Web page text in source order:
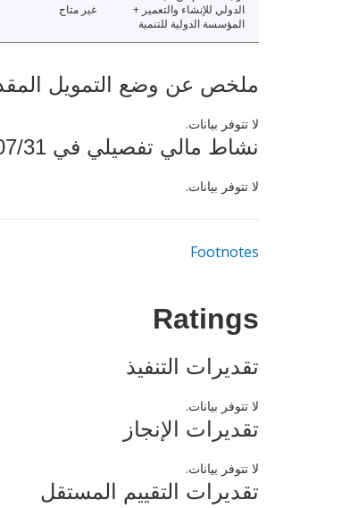
الدولي للإنشاء والتعمير +
المؤسسة الدولية للتنمية
غير متاح
ملخص عن وضع التمويل المقدم من
لا تتوفر بيانات.
نشاط مالي تفصيلي في 2026/07/31
لا تتوفر بيانات.
Footnotes
Ratings
تقديرات التنفيذ
لا تتوفر بيانات.
تقديرات الإنجاز
لا تتوفر بيانات.
تقديرات التقييم المستقل